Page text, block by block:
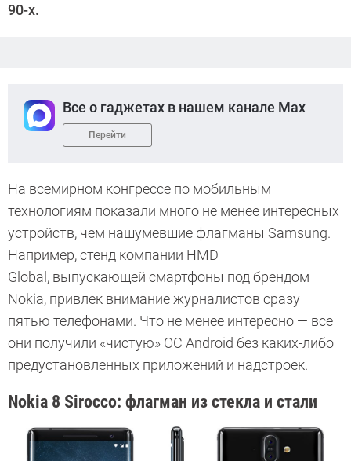
90-х.
Все о гаджетах в нашем канале Max
Перейти
На всемирном конгрессе по мобильным
технологиям показали много не менее интересных
устройств, чем нашумевшие флагманы Samsung.
Например, стенд компании HMD
Global, выпускающей смартфоны под брендом
Nokia, привлек внимание журналистов сразу
пятью телефонами. Что не менее интересно — все
они получили «чистую» ОС Android без каких-либо
предустановленных приложений и надстроек.
Nokia 8 Sirocco: флагман из стекла и стали